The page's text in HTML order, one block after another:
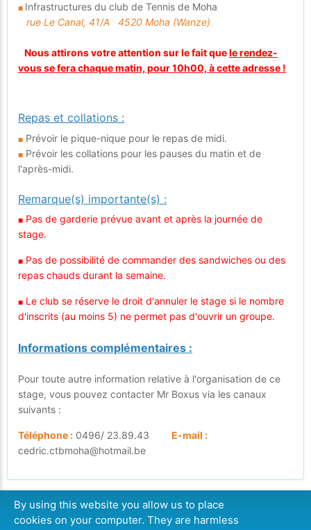
■ Infrastructures du club de Tennis de Moha
rue Le Canal, 41/A 4520 Moha (Wanze)
Nous attirons votre attention sur le fait quele rendez-
vous se fera chaque matin, pour 10h00, à cette adresse !
Repas et collations :
■ Prévoir le pique-nique pour le repas de midi.
■ Prévoir les collations pour les pauses du matin et de
l'après-midi.
Remarque(s) importante(s) :
■ Pas de garderie prévue avant et après la journée de
stage.
■ Pas de possibilité de commander des sandwiches ou des
repas chauds durant la semaine.
■ Le club se réserve le droit d'annuler le stage si le nombre
d'inscrits (au moins 5) ne permet pas d'ouvrir un groupe.
Informations complémentaires :
Pour toute autre information relative à l'organisation de ce
stage, vous pouvez contacter Mr Boxus via les canaux
suivants :
Téléphone : 0496/ 23.89.43
E-mail :
cedric.ctbmoha@hotmail.be
CONTINUER
By using this website you allow us to place
cookies on your computer. They are harmless